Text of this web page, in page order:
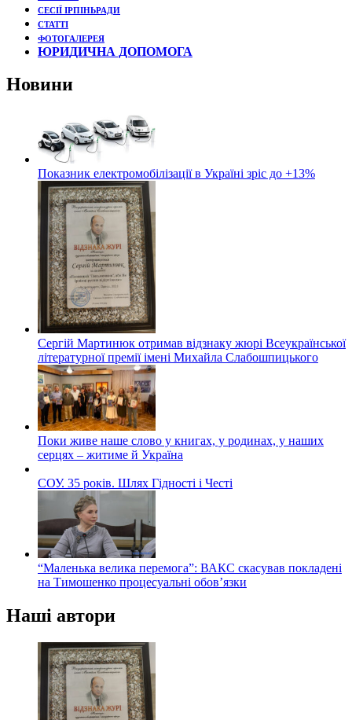
СЕСІЇ ІРПІНЬРАДИ
СТАТТІ
ФОТОГАЛЕРЕЯ
ЮРИДИЧНА ДОПОМОГА
Новини
Показник електромобілізації в Україні зріс до +13%
Сергій Мартинюк отримав відзнаку жюрі Всеукраїнської
літературної премії імені Михайла Слабошпицького
Поки живе наше слово у книгах, у родинах, у наших
серцях – житиме й Україна
СОУ. 35 років. Шлях Гідності і Честі
“Маленька велика перемога”: ВАКС скасував покладені
на Тимошенко процесуальні обов’язки
Наші автори